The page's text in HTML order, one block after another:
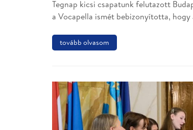
Tegnap kicsi csapatunk felutazott
a Vocapella ismét bebizonyította, hogy
tovább olvasom